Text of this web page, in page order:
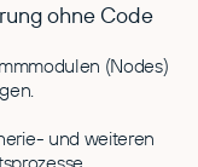
ohne Code
(Nodes)
und weiteren